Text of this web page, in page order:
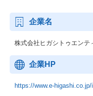
企業名
株式会社ヒガシトゥエンテ
企業HP
https://www.e-higashi.co.jp/